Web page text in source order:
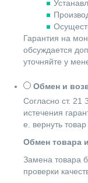
Гарантия на
обсуждается
уточняйте у
Обмен и
Согласно ст. 21
истечения
е. вернуть
Обмен товара
Замена товара
проверки